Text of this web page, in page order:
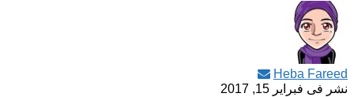
Heba Fareed
نشر فى فبراير 15, 2017